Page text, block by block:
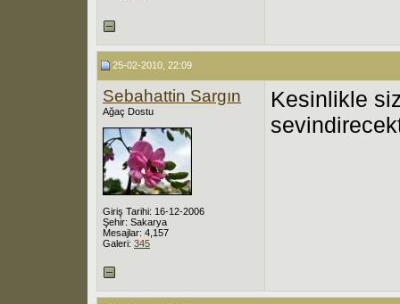
25-02-2010, 22:09
Sebahattin Sargın
Ağaç Dostu
Giriş Tarihi: 16-12-2006
Şehir: Sakarya
Mesajlar: 4,157
Galeri: 345
Kesinlikle